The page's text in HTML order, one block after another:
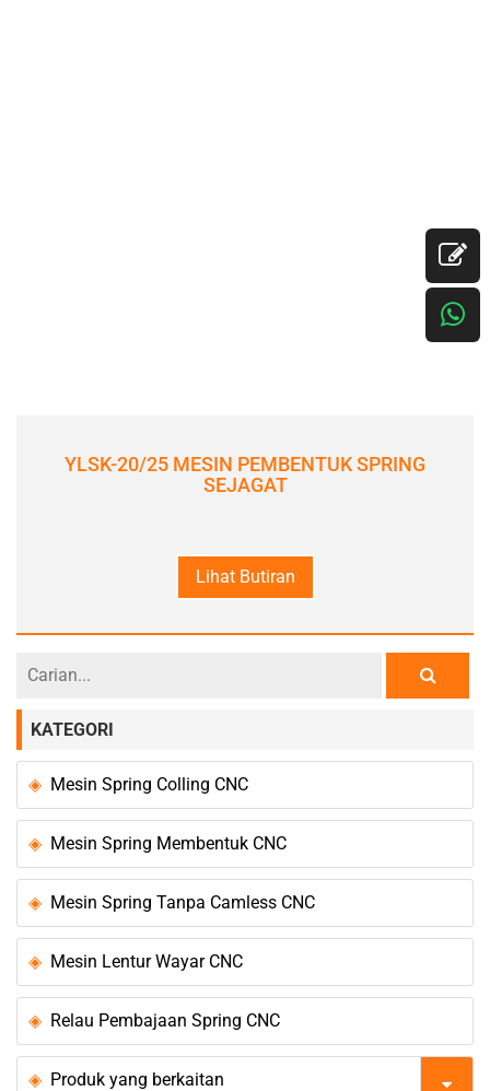
YLSK-20/25 MESIN PEMBENTUK SPRING
SEJAGAT
Lihat Butiran
KATEGORI
Mesin Spring Colling CNC
Mesin Spring Membentuk CNC
Mesin Spring Tanpa Camless CNC
Mesin Lentur Wayar CNC
Relau Pembajaan Spring CNC
Produk yang berkaitan